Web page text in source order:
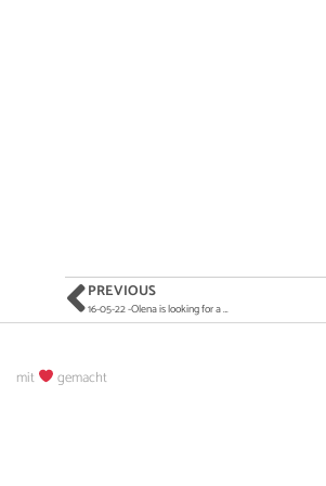
PREVIOUS
16-05-22 -Olena is looking for a …
mit gemacht